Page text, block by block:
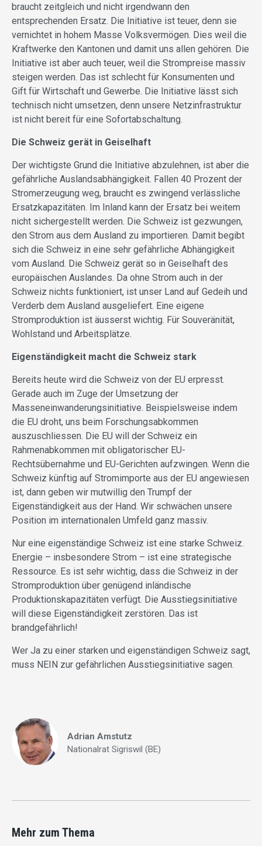
braucht zeitgleich und nicht irgendwann den
entsprechenden Ersatz. Die Initiative ist teuer, denn sie
vernichtet in hohem Masse Volksvermögen. Dies weil die
Kraftwerke den Kantonen und damit uns allen gehören. Die
Initiative ist aber auch teuer, weil die Strompreise massiv
steigen werden. Das ist schlecht für Konsumenten und
Gift für Wirtschaft und Gewerbe. Die Initiative lässt sich
technisch nicht umsetzen, denn unsere Netzinfrastruktur
ist nicht bereit für eine Sofortabschaltung.
Die Schweiz gerät in Geiselhaft
Der wichtigste Grund die Initiative abzulehnen, ist aber die
gefährliche Auslandsabhängigkeit. Fallen 40 Prozent der
Stromerzeugung weg, braucht es zwingend verlässliche
Ersatzkapazitäten. Im Inland kann der Ersatz bei weitem
nicht sichergestellt werden. Die Schweiz ist gezwungen,
den Strom aus dem Ausland zu importieren. Damit begibt
sich die Schweiz in eine sehr gefährliche Abhängigkeit
vom Ausland. Die Schweiz gerät so in Geiselhaft des
europäischen Auslandes. Da ohne Strom auch in der
Schweiz nichts funktioniert, ist unser Land auf Gedeih und
Verderb dem Ausland ausgeliefert. Eine eigene
Stromproduktion ist äusserst wichtig. Für Souveränität,
Wohlstand und Arbeitsplätze.
Eigenständigkeit macht die Schweiz stark
Bereits heute wird die Schweiz von der EU erpresst.
Gerade auch im Zuge der Umsetzung der
Masseneinwanderungsinitiative. Beispielsweise indem
die EU droht, uns beim Forschungsabkommen
auszuschliessen. Die EU will der Schweiz ein
Rahmenabkommen mit obligatorischer EU-
Rechtsübernahme und EU-Gerichten aufzwingen. Wenn die
Schweiz künftig auf Stromimporte aus der EU angewiesen
ist, dann geben wir mutwillig den Trumpf der
Eigenständigkeit aus der Hand. Wir schwächen unsere
Position im internationalen Umfeld ganz massiv.
Nur eine eigenständige Schweiz ist eine starke Schweiz.
Energie – insbesondere Strom – ist eine strategische
Ressource. Es ist sehr wichtig, dass die Schweiz in der
Stromproduktion über genügend inländische
Produktionskapazitäten verfügt. Die Ausstiegsinitiative
will diese Eigenständigkeit zerstören. Das ist
brandgefährlich!
Wer Ja zu einer starken und eigenständigen Schweiz sagt,
muss NEIN zur gefährlichen Ausstiegsinitiative sagen.
Adrian Amstutz
Nationalrat Sigriswil (BE)
Mehr zum Thema